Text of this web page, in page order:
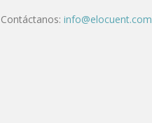
Contáctanos: info@elocuent.com